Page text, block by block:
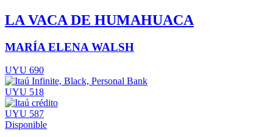
LA VACA DE HUMAHUACA
MARÍA ELENA WALSH
UYU 690
UYU 518
UYU 587
Disponible